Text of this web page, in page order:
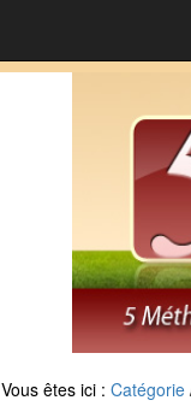
Vous êtes ici : Catégorie